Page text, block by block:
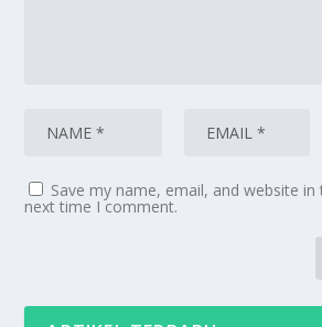
Save my name, email, and website
next time I comment.